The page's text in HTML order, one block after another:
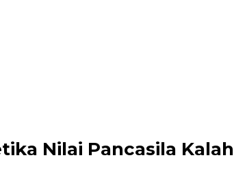
Nilai Pancasila Kalah